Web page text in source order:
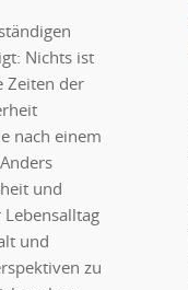
Nichts ist
Zeiten der
nach einem
und
und
zu